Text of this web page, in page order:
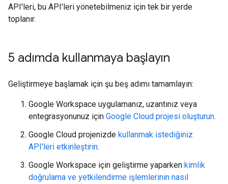
API'leri, bu API'leri yönetebilmeniz için tek bir yerde
toplanır.
5 adımda kullanmaya başlayın
Geliştirmeye başlamak için şu beş adımı tamamlayın:
Google Workspace uygulamanız, uzantınız veya
entegrasyonunuz için Google Cloud projesi oluşturun.
Google Cloud projenizde kullanmak istediğiniz
API'leri etkinleştirin.
Google Workspace için geliştirme yaparken kimlik
doğrulama ve yetkilendirme işlemlerinin nasıl